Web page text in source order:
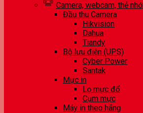
Camera, webcam, thẻ
Đầu thu Camera
Hikvision
Dahua
Tiandy
Bộ lưu điện (UPS)
Cyber Power
Santak
Mực in
Lọ mực đổ
Cụm mực
Máy in theo hãng